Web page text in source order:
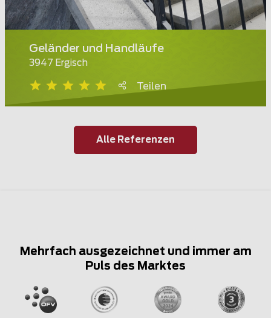
Geländer und Handläufe
3947 Ergisch
Teilen
Alle Referenzen
Mehrfach ausgezeichnet und immer am
Puls des Marktes